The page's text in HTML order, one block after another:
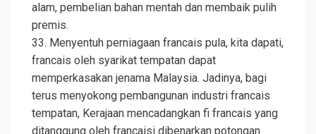
alam, pembelian bahan mentah dan membaik pulih
premis.
33. Menyentuh perniagaan francais pula, kita dapati,
francais oleh syarikat tempatan dapat
memperkasakan jenama Malaysia. Jadinya, bagi
terus menyokong pembangunan industri francais
tempatan, Kerajaan mencadangkan fi francais yang
ditanggung oleh francaisi dibenarkan potongan